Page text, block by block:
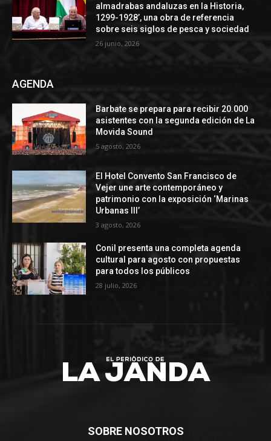
almadrabas andaluzas en la Historia,
1299-1928’, una obra de referencia
sobre seis siglos de pesca y sociedad
26 junio, 2026
AGENDA
Barbate se prepara para recibir 20.000
asistentes con la segunda edición de La
Movida Sound
5 agosto, 2026
El Hotel Convento San Francisco de
Vejer une arte contemporáneo y
patrimonio con la exposición ‘Marinas
Urbanas III’
3 agosto, 2026
Conil presenta una completa agenda
cultural para agosto con propuestas
para todos los públicos
28 julio, 2026
SOBRE NOSOTROS